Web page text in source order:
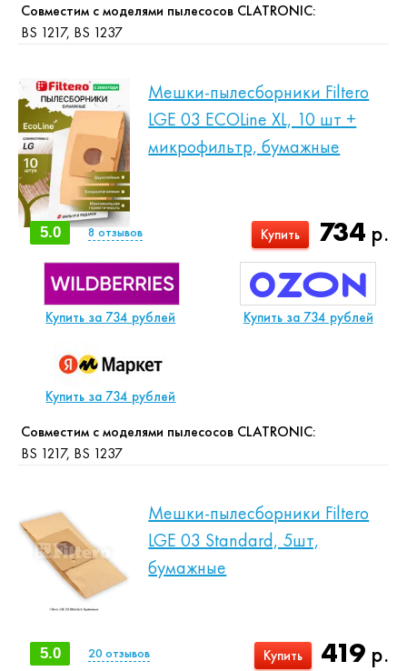
Совместим с моделями пылесосов CLATRONIC:
BS 1217, BS 1237
Мешки-пылесборники Filtero
LGE 03 ECOLine XL, 10 шт +
микрофильтр, бумажные
734 р.
Купить
5.0 8отзывов
Купить за 734 рублей Купить за 734 рублей
Купить за 734 рублей
Совместим с моделями пылесосов CLATRONIC:
BS 1217, BS 1237
Мешки-пылесборники Filtero
LGE 03 Standard, 5шт,
бумажные
419 р.
Купить
5.0 20 отзывов